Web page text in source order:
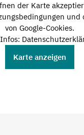
der Karte
und
von Google-Cookies.
Karte anzeigen